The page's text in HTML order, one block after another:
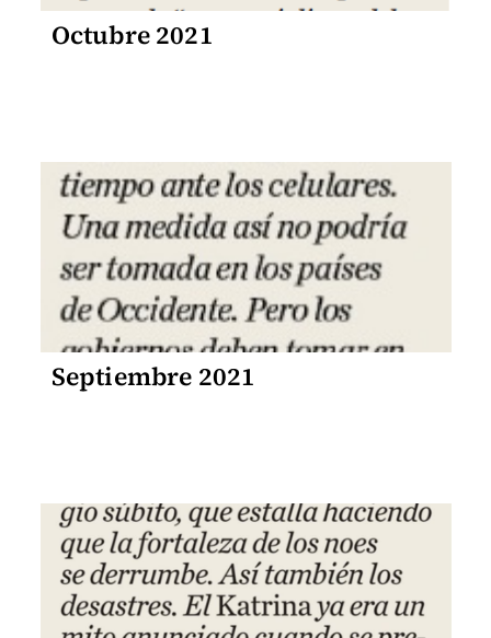
Octubre 2021
Septiembre 2021